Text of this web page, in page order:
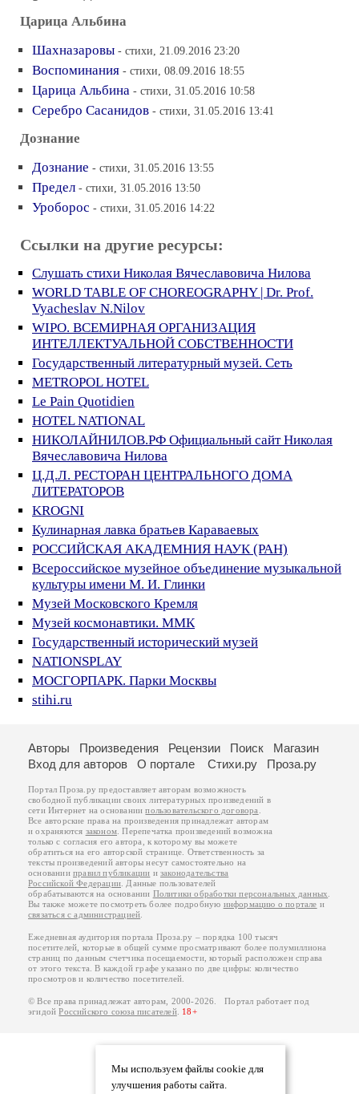
Царица Альбина
Шахназаровы - стихи, 21.09.2016 23:20
Воспоминания - стихи, 08.09.2016 18:55
Царица Альбина - стихи, 31.05.2016 10:58
Серебро Сасанидов - стихи, 31.05.2016 13:41
Дознание
Дознание - стихи, 31.05.2016 13:55
Предел - стихи, 31.05.2016 13:50
Уроборос - стихи, 31.05.2016 14:22
Ссылки на другие ресурсы:
Слушать стихи Николая Вячеславовича Нилова
WORLD TABLE OF CHOREOGRAPHY | Dr. Prof.
Vyacheslav N.Nilov
WIPO. ВСЕМИРНАЯ ОРГАНИЗАЦИЯ
ИНТЕЛЛЕКТУАЛЬНОЙ СОБСТВЕННОСТИ
Государственный литературный музей. Сеть
METROPOL HOTEL
Le Pain Quotidien
HOTEL NATIONAL
НИКОЛАЙНИЛОВ.РФ Официальный сайт Николая
Вячеславовича Нилова
Ц.Д.Л. РЕСТОРАН ЦЕНТРАЛЬНОГО ДОМА
ЛИТЕРАТОРОВ
KROGNI
Кулинарная лавка братьев Караваевых
РОССИЙСКАЯ АКАДЕМНИЯ НАУК (РАН)
Всероссийское музейное объединение музыкальной
культуры имени М. И. Глинки
Музей Московского Кремля
Музей космонавтики. ММК
Государственный исторический музей
NATIONSPLAY
МОСГОРПАРК. Парки Москвы
stihi.ru
Мы используем файлы cookie для
улучшения работы сайта.
Авторы Произведения Рецензии Поиск
Магазин
Вход для авторов
О портале Стихи.ру Проза.ру
Портал Проза.ру предоставляет авторам возможность
свободной публикации своих литературных произведений в
сети Интернет на основаниипользовательского договора
Все авторские права на произведения принадлежат авторам
и охраняются законом . Перепечатка произведений возможна
только с согласия его автора, к которому вы можете
обратиться на его авторской странице. Ответственность за
тексты произведений авторы несут самостоятельно на
основанииправил публикации изаконодательства
Российской Федерации . Данные пользователей
обрабатываются на основании Политики обработки персональных данных
Вы также можете посмотреть более подробную информацию о портале и
связаться с администрацией
Ежедневная аудитория портала Проза.ру – порядка 100 тысяч
посетителей, которые в общей сумме просматривают более полумиллиона
страниц по данным счетчика посещаемости, который расположен справа
от этого текста. В каждой графе указано по две цифры: количество
просмотров и количество посетителей.
© Все права принадлежат авторам, 2000-2026. Портал работает под
эгидойРоссийского союза писателей. 18+